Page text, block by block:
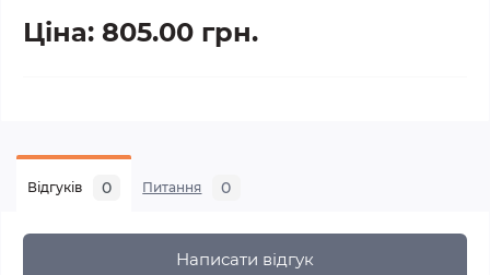
Ціна: 805.00 грн.
Відгуків 0 Питання 0
Написати відгук